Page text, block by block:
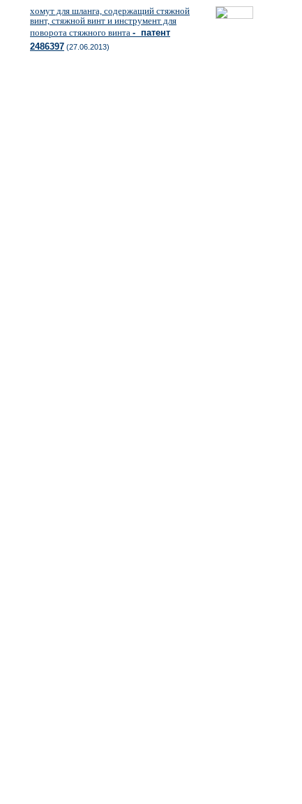
хомут для шланга, содержащий стяжной
винт, стяжной винт и инструмент для
поворота стяжного винта - патент
2486397 (27.06.2013)